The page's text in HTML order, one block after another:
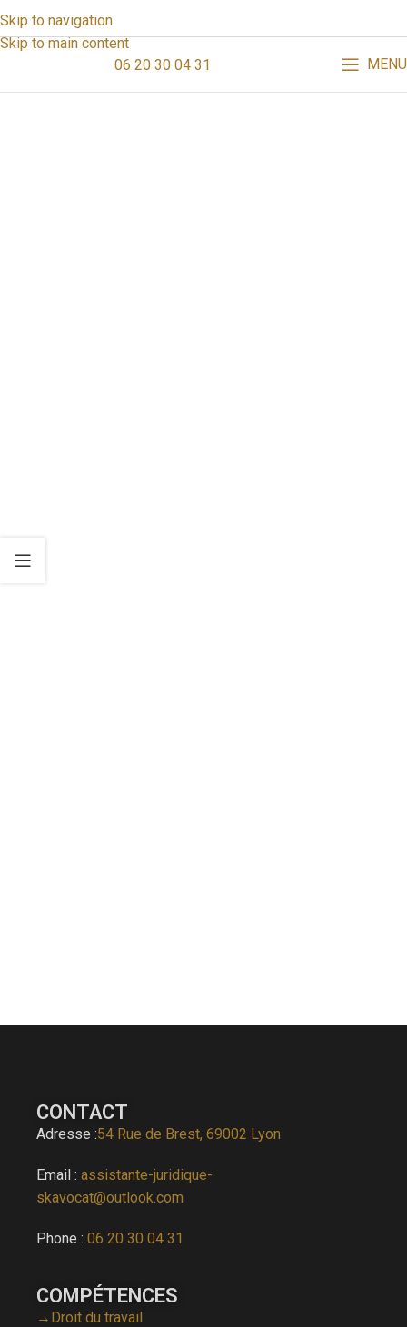
Skip to navigation
Skip to main content
06 20 30 04 31
MENU
CONTACT
Adresse :54 Rue de Brest, 69002 Lyon
Email : assistante-juridique-
skavocat@outlook.com
Phone : 06 20 30 04 31
COMPÉTENCES
→Droit du travail